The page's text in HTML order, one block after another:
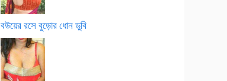
বউয়ের রসে বুড়োর ধোন ডুবি